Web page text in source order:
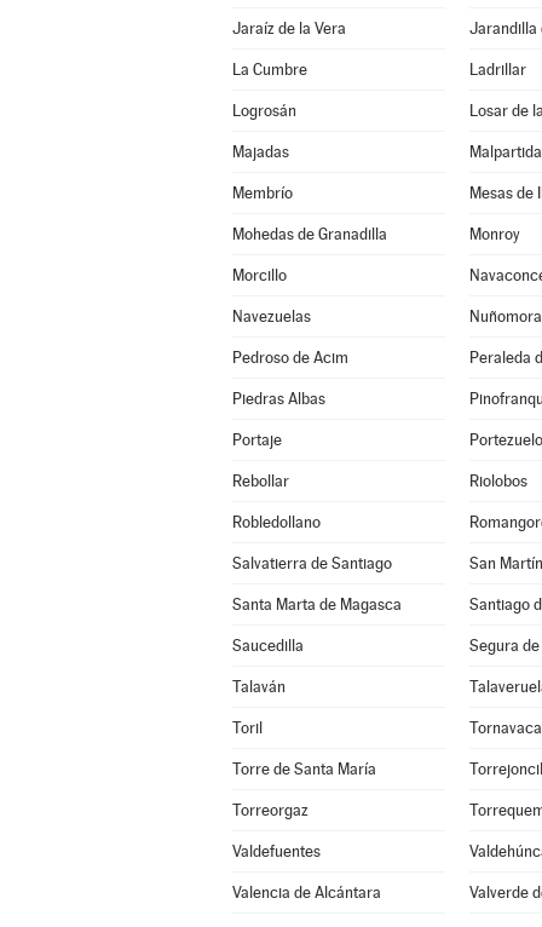
Jaraíz de la Vera Jarandilla
La Cumbre Ladrillar
Logrosán Losar de
Majadas
Membrío Mesas de
Mohedas de Granadilla Monroy
Morcillo
Navezuelas Nuñomoral
Pedroso de Acim Peraleda
Piedras Albas
Portaje Portezuelo
Rebollar Riolobos
Robledollano
Salvatierra de Santiago San
Santa Marta de Magasca Santiago
Saucedilla Segura
Talaván
Toril
Torre de Santa María
Torreorgaz
Valdefuentes
Valencia de Alcántara Valverde